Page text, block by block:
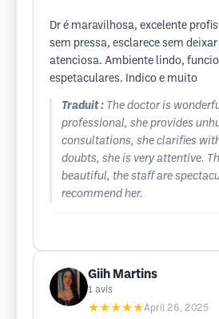
Dr é maravilhosa, excelente
sem pressa, esclarece sem
atenciosa. Ambiente lindo,
espetaculares. Indico e muito
Traduit : The doctor is
professional, she provides
consultations, she clarifies
doubts, she is very attentive.
beautiful, the staff are
recommend her.
Giih Martins
1 avis
★★★★★April 26, 2025